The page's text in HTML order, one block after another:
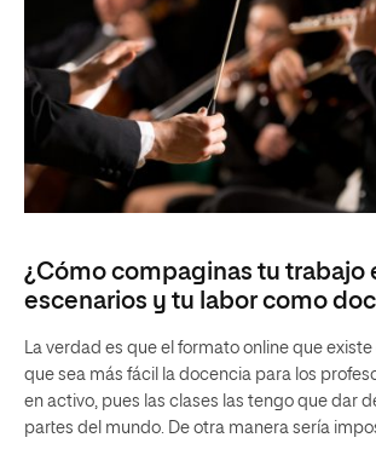
¿Cómo compaginas tu trabajo
escenarios y tu labor como
La verdad es que el formato online que
que sea más fácil la docencia para los
en activo, pues las clases las tengo que dar
partes del mundo. De otra manera sería